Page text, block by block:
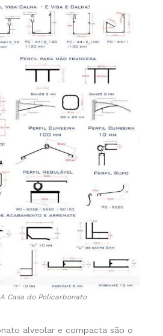
Casa do Policarbonato
alveolar e compacta são o